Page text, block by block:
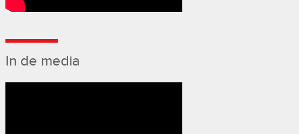
In de media